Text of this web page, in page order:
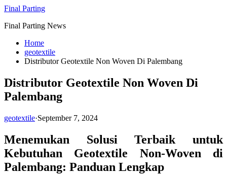
Skip
content
Final Parting
Final Parting News
Home
geotextile
Distributor Geotextile Non Woven Di Palembang
Distributor Geotextile Non Woven Di
Palembang
geotextile·September 7, 2024
Menemukan Solusi Terbaik untuk
Kebutuhan Geotextile Non-Woven di
Palembang: Panduan Lengkap